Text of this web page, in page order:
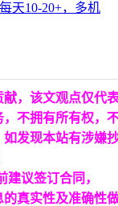
，该文观点仅代
不拥有所有权，
发现本站有涉嫌
建议签订合同，
真实性及准确性